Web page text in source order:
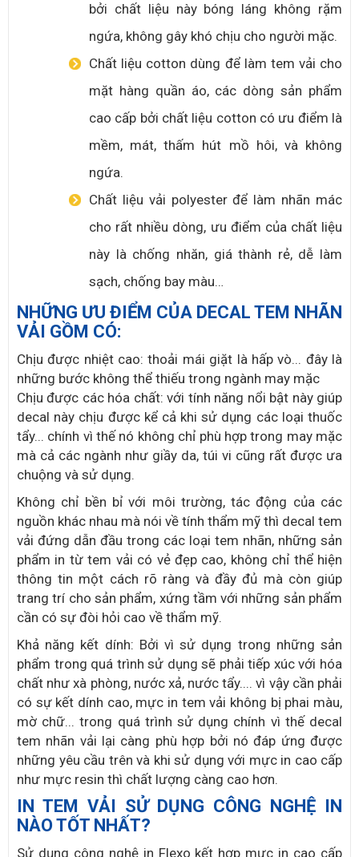
bởi chất liệu này bóng láng không rặm
ngứa, không gây khó chịu cho người mặc.
Chất liệu cotton dùng để làm tem vải cho
mặt hàng quần áo, các dòng sản phẩm
cao cấp bởi chất liệu cotton có ưu điểm là
mềm, mát, thấm hút mồ hôi, và không
ngứa.
Chất liệu vải polyester để làm nhãn mác
cho rất nhiều dòng, ưu điểm của chất liệu
này là chống nhăn, giá thành rẻ, dễ làm
sạch, chống bay màu…
NHỮNG ƯU ĐIỂM CỦA DECAL TEM NHÃN
VẢI GỒM CÓ:
Chịu được nhiệt cao: thoải mái giặt là hấp vò... đây là
những bước không thể thiếu trong ngành may mặc
Chịu được các hóa chất: với tính năng nổi bật này giúp
decal này chịu được kể cả khi sử dụng các loại thuốc
tẩy... chính vì thế nó không chỉ phù hợp trong may mặc
mà cả các ngành như giầy da, túi vi cũng rất được ưa
chuộng và sử dụng.
Không chỉ bền bỉ với môi trường, tác động của các
nguồn khác nhau mà nói về tính thẩm mỹ thì decal tem
vải đứng dẫn đầu trong các loại tem nhãn, những sản
phẩm in từ tem vải có vẻ đẹp cao, không chỉ thể hiện
thông tin một cách rõ ràng và đầy đủ mà còn giúp
trang trí cho sản phẩm, xứng tầm với những sản phẩm
cần có sự đòi hỏi cao về thẩm mỹ.
Khả năng kết dính: Bởi vì sử dụng trong những sản
phẩm trong quá trình sử dụng sẽ phải tiếp xúc với hóa
chất như xà phòng, nước xả, nước tẩy.... vì vậy cần phải
có sự kết dính cao, mực in tem vải không bị phai màu,
mờ chữ... trong quá trình sử dụng chính vì thế decal
tem nhãn vải lại càng phù hợp bởi nó đáp ứng được
những yêu cầu trên và khi sử dụng với mực in cao cấp
như mực resin thì chất lượng càng cao hơn.
IN TEM VẢI SỬ DỤNG CÔNG NGHỆ IN
NÀO TỐT NHẤT?
Sử dụng công nghệ in Flexo kết hợp mực in cao cấp